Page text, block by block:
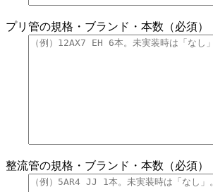
プリ管の規格・ブランド・本数（必須）
整流管の規格・ブランド・本数（必須）